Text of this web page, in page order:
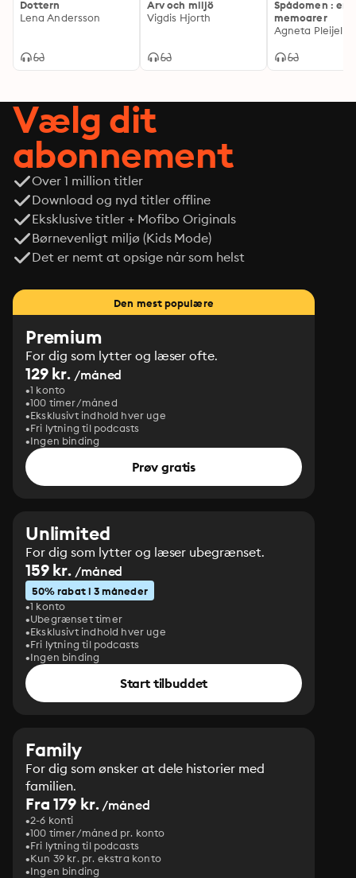
Dottern
Lena Andersson
Arv och miljö
Vigdis Hjorth
Spådomen : en
memoarer
Agneta Pleijel
Vælg dit
abonnement
Over 1 million titler
Download og nyd titler offline
Eksklusive titler + Mofibo Originals
Børnevenligt miljø (Kids Mode)
Det er nemt at opsige når som helst
Den mest populære
Premium
For dig som lytter og læser ofte.
129 kr. /måned
1 konto
100 timer/måned
Eksklusivt indhold hver uge
Fri lytning til podcasts
Ingen binding
Prøv gratis
Unlimited
For dig som lytter og læser ubegrænset.
159 kr. /måned
50% rabat i 3 måneder
1 konto
Ubegrænset timer
Eksklusivt indhold hver uge
Fri lytning til podcasts
Ingen binding
Start tilbuddet
Family
For dig som ønsker at dele historier med
familien.
Fra 179 kr./måned
2-6 konti
100 timer/måned pr. konto
Fri lytning til podcasts
Kun 39 kr. pr. ekstra konto
Ingen binding